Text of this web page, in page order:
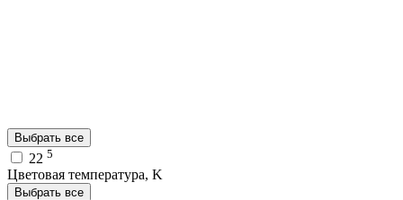
Выбрать все
22 5
Цветовая температура, K
Выбрать все